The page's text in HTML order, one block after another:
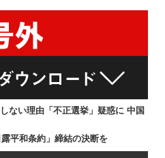
ない理由「不正選挙」疑惑に 中国
平和条約」締結の決断を